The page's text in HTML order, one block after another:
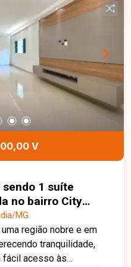
de estacionamento ou
Uma
morar em uma
de Uberlândia.
sua visita!
V
1 suíte
no bairro City
MG
MG
região nobre e em
tranquilidade,
fácil acesso às